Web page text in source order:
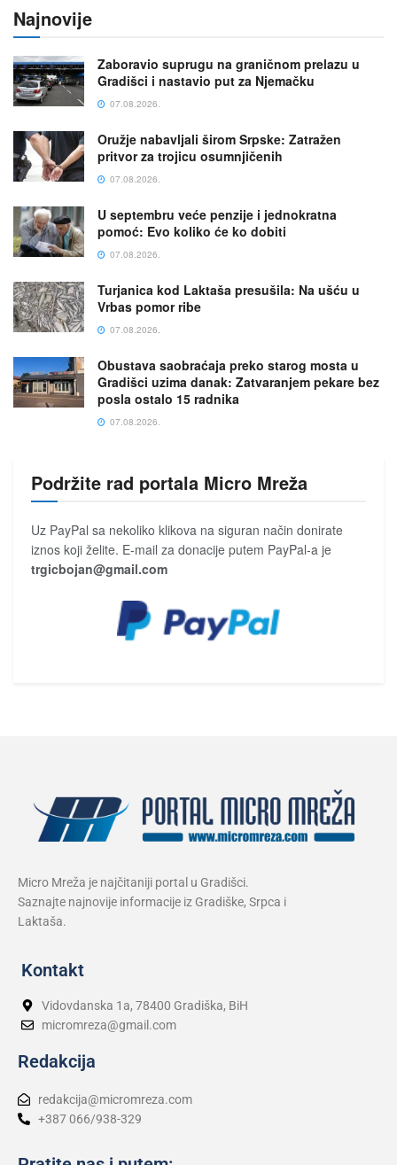
Najnovije
Zaboravio suprugu na graničnom prelazu u
Gradišci i nastavio put za Njemačku
07.08.2026.
Oružje nabavljali širom Srpske: Zatražen
pritvor za trojicu osumnjičenih
07.08.2026.
U septembru veće penzije i jednokratna
pomoć: Evo koliko će ko dobiti
07.08.2026.
Turjanica kod Laktaša presušila: Na ušću u
Vrbas pomor ribe
07.08.2026.
Obustava saobraćaja preko starog mosta u
Gradišci uzima danak: Zatvaranjem pekare bez
posla ostalo 15 radnika
07.08.2026.
Podržite rad portala Micro Mreža
Uz PayPal sa nekoliko klikova na siguran način donirate
iznos koji želite. E-mail za donacije putem PayPal-a je
trgicbojan@gmail.com
Micro Mreža je najčitaniji portal u Gradišci.
Saznajte najnovije informacije iz Gradiške, Srpca i
Laktaša.
Kontakt
Vidovdanska 1a, 78400 Gradiška, BiH
micromreza@gmail.com
Redakcija
redakcija@micromreza.com
+387 066/938-329